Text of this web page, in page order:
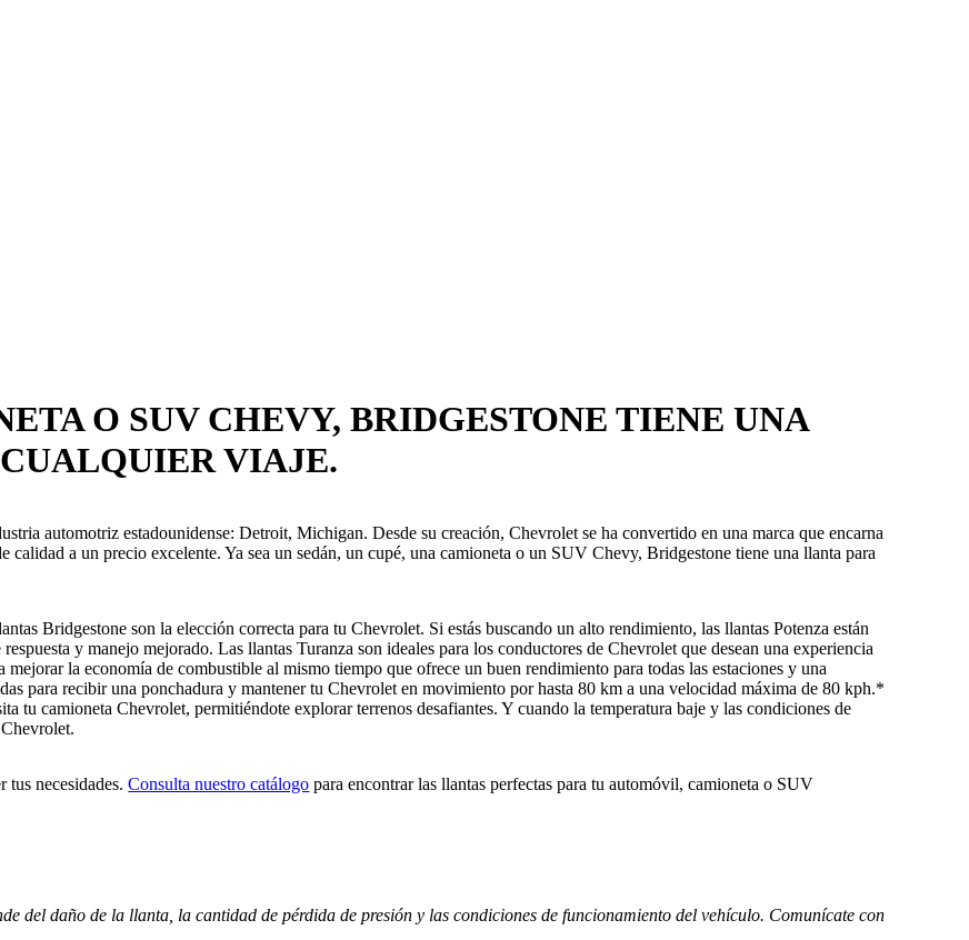
O SUV CHEVY, BRIDGESTONE TIENE UNA
VIAJE.
automotriz estadounidense: Detroit, Michigan. Desde su creación, Chevrolet se ha convertido en una marca que encarna
calidad a un precio excelente. Ya sea un sedán, un cupé, una camioneta o un SUV Chevy, Bridgestone tiene una llanta para
Bridgestone son la elección correcta para tu Chevrolet. Si estás buscando un alto rendimiento, las llantas Potenza están
y manejo mejorado. Las llantas Turanza son ideales para los conductores de Chevrolet que desean una experiencia
la economía de combustible al mismo tiempo que ofrece un buen rendimiento para todas las estaciones y una
para recibir una ponchadura y mantener tu Chevrolet en movimiento por hasta 80 km a una velocidad máxima de 80 kph.*
tu camioneta Chevrolet, permitiéndote explorar terrenos desafiantes. Y cuando la temperatura baje y las condiciones de
tus necesidades.Consulta nuestro catálogo para encontrar las llantas perfectas para tu automóvil, camioneta o SUV
del daño de la llanta, la cantidad de pérdida de presión y las condiciones de funcionamiento del vehículo. Comunícate con